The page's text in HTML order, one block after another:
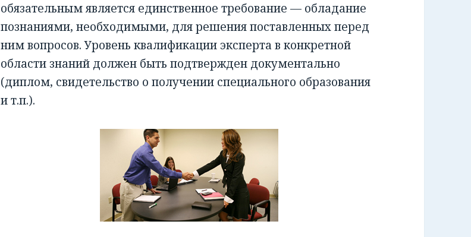
обязательным является единственное требование — обладание
познаниями, необходимыми, для решения поставленных перед
ним вопросов. Уровень квалификации эксперта в конкретной
области знаний должен быть подтвержден документально
(диплом, свидетельство о получении специального образования
и т.п.).